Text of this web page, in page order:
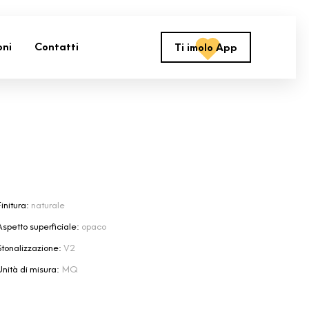
Contatti Ti imolo App
naturale
superficiale: opaco
V2
di misura: MQ